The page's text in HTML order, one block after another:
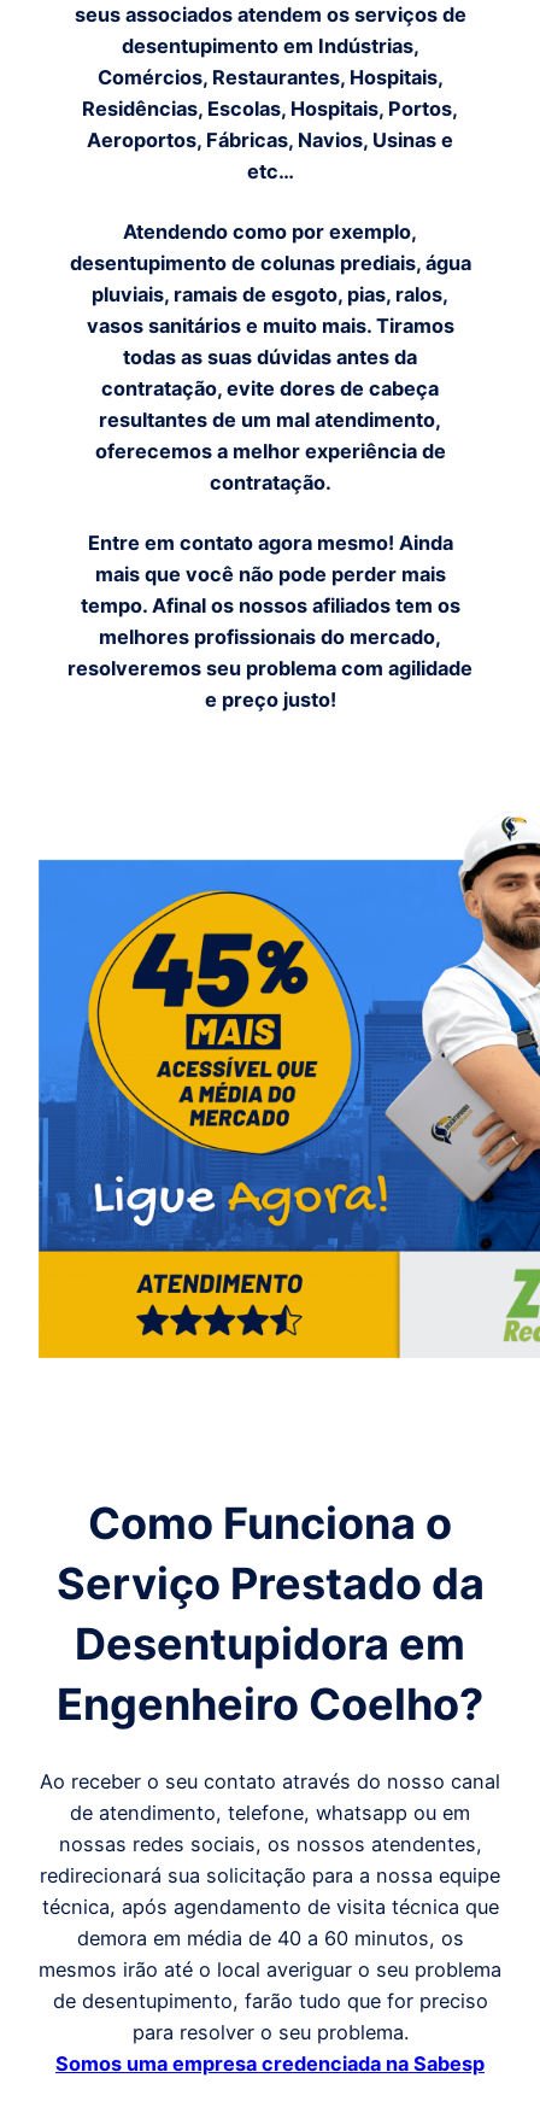
seus associados atendem os serviços de
desentupimento em Indústrias,
Comércios, Restaurantes, Hospitais,
Residências, Escolas, Hospitais, Portos,
Aeroportos, Fábricas, Navios, Usinas e
etc…
Atendendo como por exemplo,
desentupimento de colunas prediais, água
pluviais, ramais de esgoto, pias, ralos,
vasos sanitários e muito mais. Tiramos
todas as suas dúvidas antes da
contratação, evite dores de cabeça
resultantes de um mal atendimento,
oferecemos a melhor experiência de
contratação.
Entre em contato agora mesmo! Ainda
mais que você não pode perder mais
tempo. Afinal os nossos afiliados tem os
melhores profissionais do mercado,
resolveremos seu problema com agilidade
e preço justo!
Como Funciona o
Serviço Prestado da
Desentupidora em
Engenheiro Coelho?
Ao receber o seu contato através do nosso canal
de atendimento, telefone, whatsapp ou em
nossas redes sociais, os nossos atendentes,
redirecionará sua solicitação para a nossa equipe
técnica, após agendamento de visita técnica que
demora em média de 40 a 60 minutos, os
mesmos irão até o local averiguar o seu problema
de desentupimento, farão tudo que for preciso
para resolver o seu problema.
Somos uma empresa credenciada na Sabesp